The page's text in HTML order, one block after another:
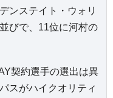
ンステイト・ウォリ
びで、11位に河村の
契約選手の選出は異
スがハイクオリティ